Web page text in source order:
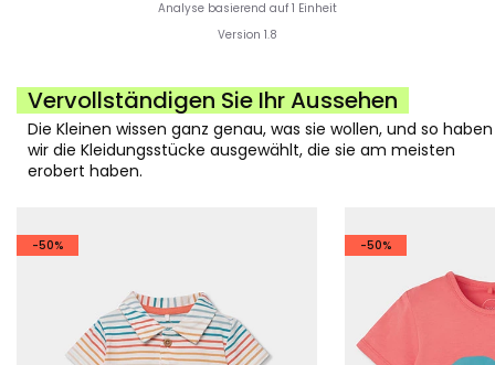
Vervollständigen Sie Ihr Aussehen
Die Kleinen wissen ganz genau, was sie wollen, und so haben
wir die Kleidungsstücke ausgewählt, die sie am meisten
erobert haben.
-50% -50%